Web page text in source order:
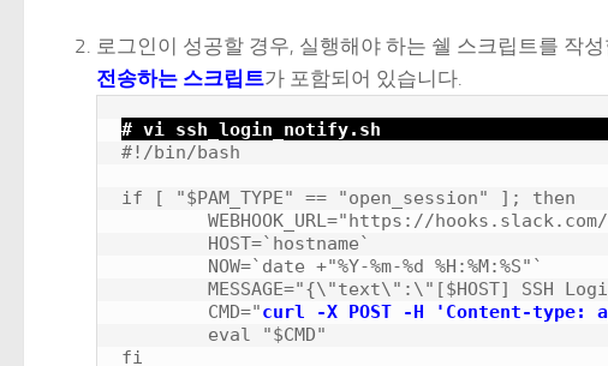
로그인이 성공할 경우, 실행해야 하는 쉘 스크립트를 작
전송하는 스크립트가 포함되어 있습니다.
# vi ssh_login_notify.sh
#!/bin/bash
if [ "$PAM_TYPE" == "open_session" ]; then
WEBHOOK_URL="https://
        HOST=`hostname`
        NOW=`date +"%Y-%m-%d %H:%M:%S"`
MESSAGE="{\"text\":\"[$HOST] SSH
        CMD="
curl -X POST -H 'Content-type:
        eval "$CMD"